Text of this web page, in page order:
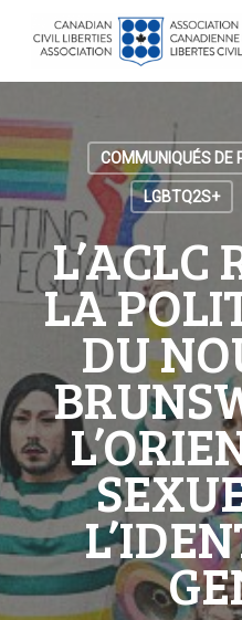
COMMUNIQUÉS DE
LGBTQ2S+
L’ACLC
LA
DU